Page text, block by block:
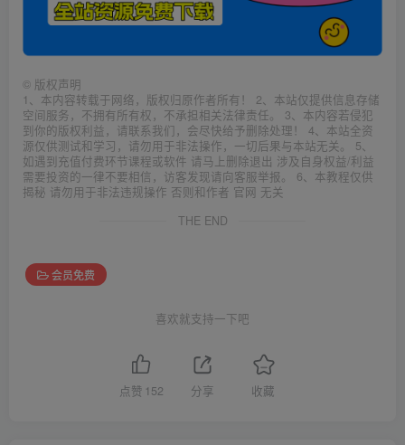
© 版权声明
1、本内容转载于网络，版权归原作者所有！ 2、本站仅提供信息存储
空间服务，不拥有所有权，不承担相关法律责任。 3、本内容若侵犯
到你的版权利益，请联系我们，会尽快给予删除处理！ 4、本站全资
源仅供测试和学习，请勿用于非法操作，一切后果与本站无关。 5、
如遇到充值付费环节课程或软件 请马上删除退出 涉及自身权益/利益
需要投资的一律不要相信，访客发现请向客服举报。 6、本教程仅供
揭秘 请勿用于非法违规操作 否则和作者 官网 无关
THE END
会员免费
喜欢就支持一下吧
点赞 152 分享 收藏